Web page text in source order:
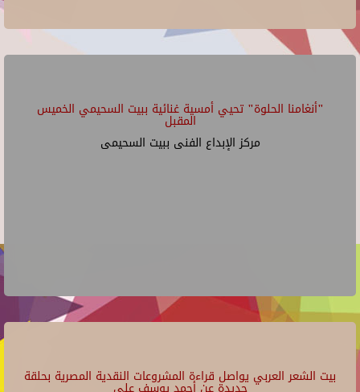
"أنغامنا الحلوة" تحيي أمسية غنائية ببيت السحيمي الخميس
المقبل
مركز الإبداع الفنى ببيت السحيمى
بيت الشعر العربي يواصل قراءة المشروعات النقدية المصرية بحلقة